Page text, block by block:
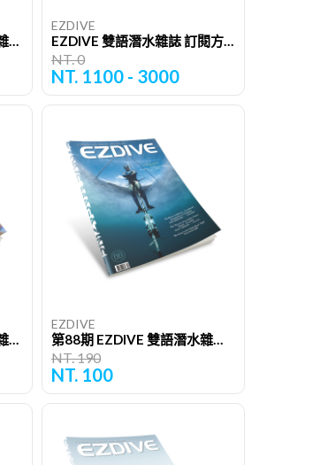
第105期 EZDIVE 雙語潛水雜誌（單期）
EZDIVE
EZDIVE 雙語潛水雜誌 訂閱方案
NT. 0
NT. 1100 - 3000
第111期 EZDIVE 雙語潛水雜誌（單期）
EZDIVE
第88期 EZDIVE 雙語潛水雜誌（單期）
NT. 190
NT. 100